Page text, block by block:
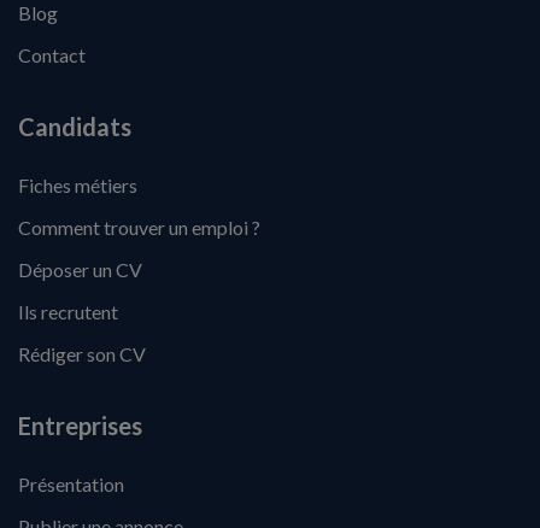
Blog
Contact
Candidats
Fiches métiers
Comment trouver un emploi ?
Déposer un CV
Ils recrutent
Rédiger son CV
Entreprises
Présentation